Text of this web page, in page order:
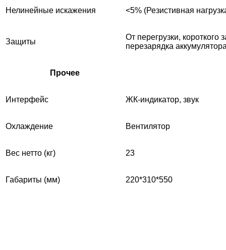
Нелинейные искажения <5% (Резистивная
Защиты
От перегрузки, короткого
перезарядка
Прочее
Интерфейс ЖК-индикатор, звук
Охлаждение Вентилятор
Вес нетто (кг) 23
Габариты (мм) 220*310*550